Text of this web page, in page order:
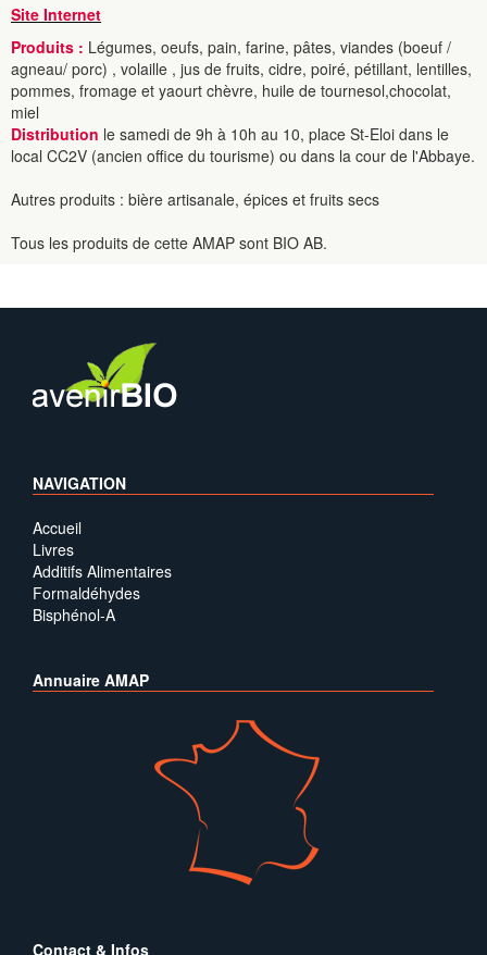
Site Internet
Produits : Légumes, oeufs, pain, farine, pâtes, viandes (boeuf /
agneau/ porc) , volaille , jus de fruits, cidre, poiré, pétillant, lentilles,
pommes, fromage et yaourt chèvre, huile de tournesol,chocolat,
miel
Distribution le samedi de 9h à 10h au 10, place St-Eloi dans le
local CC2V (ancien office du tourisme) ou dans la cour de l'Abbaye.
Autres produits : bière artisanale, épices et fruits secs
Tous les produits de cette AMAP sont BIO AB.
NAVIGATION
Accueil
Livres
Additifs Alimentaires
Formaldéhydes
Bisphénol-A
Annuaire AMAP
Contact & Infos